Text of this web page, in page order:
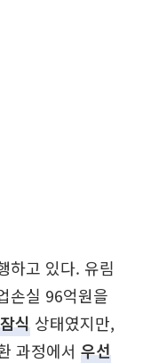
하고 있다. 유림
손실 96억원을
식 상태였지만,
과정에서 우선